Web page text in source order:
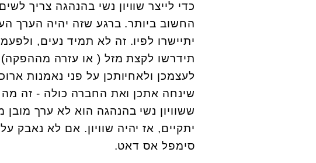
כדי לייצר שוויון נשי בהנהגה צריך
החשוב ביותר. ברגע שזה יהיה הערך
יתיישרו לפיו. זה לא תמיד נעים,
תידרשו לקצת מזל ( או עזרה
לעצמכן ולאחיותכן על פני נאמנות
שינחה אתכן ואת החברה כולה - זה
ששוויון נשי בהנהגה הוא לא ערך
יתקיים, אז יהיה שוויון. אם לא נאבק
סימפל אס דאט.